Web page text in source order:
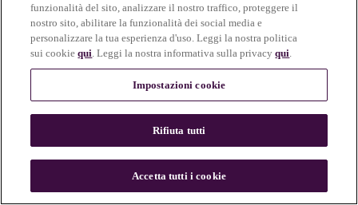
n
funzionalità del sito, analizzare il nostro traffico, proteggere il
nostro sito, abilitare la funzionalità dei social media e
personalizzare la tua esperienza d'uso. Leggi la nostra politica
sui cookiequi. Leggi la nostra informativa sulla privacyqui.
Impostazioni cookie
Rifiuta tutti
Accetta tutti i cookie